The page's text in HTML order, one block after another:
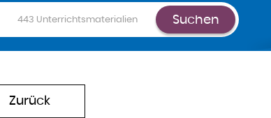
443 Unterrichtsmaterialien Suchen
Zurück